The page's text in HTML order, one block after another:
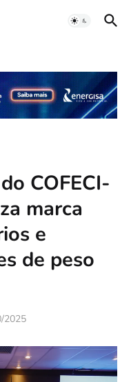
COFECI-
marca
e
de peso
2025